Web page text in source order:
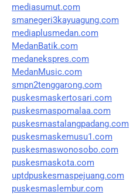
mediasumut.com
smanegeri3kayuagung.com
mediaplusmedan.com
MedanBatik.com
medanekspres.com
MedanMusic.com
smpn2tenggarong.com
puskesmaskertosari.com
puskesmaspomalaa.com
puskesmastalangpadang.com
puskesmaskemusu1.com
puskesmaswonosobo.com
puskesmaskota.com
uptdpuskesmaspejuang.com
puskesmaslembur.com